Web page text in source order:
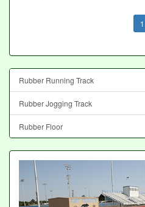
1
Rubber Running Track
Rubber Jogging Track
Rubber Floor